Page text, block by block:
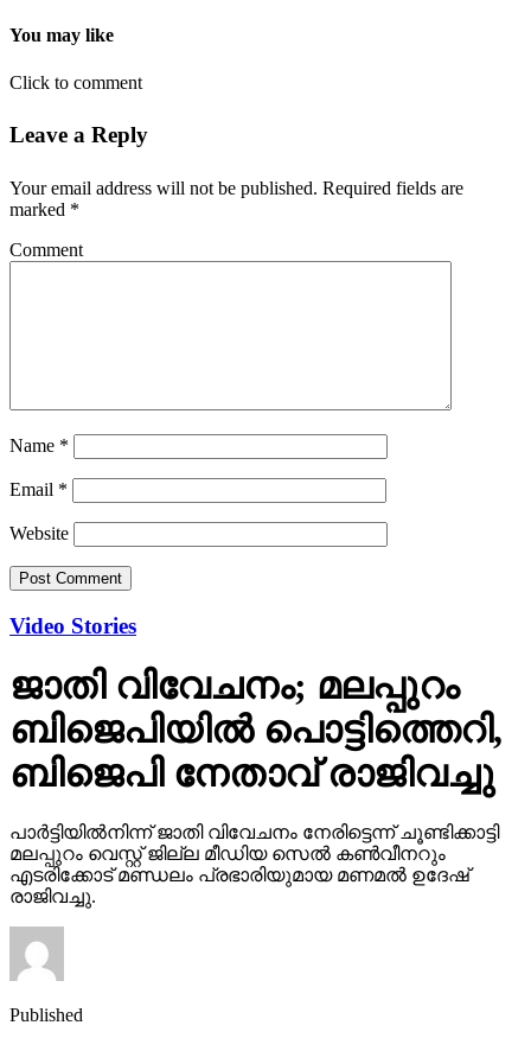
You may like
Click to comment
Leave a Reply
Your email address will not be published. Required fields are
marked *
Comment
Name *
Email *
Website
Video Stories
ജാതി വിവേചനം; മലപ്പുറം
ബിജെപിയില്‍ പൊട്ടിത്തെറി,
ബിജെപി നേതാവ് രാജിവച്ചു
പാര്‍ട്ടിയില്‍നിന്ന് ജാതി വിവേചനം നേരിട്ടെന്ന് ചൂണ്ടിക്കാട്ടി
മലപ്പുറം വെസ്റ്റ് ജില്ല മീഡിയ സെല്‍ കണ്‍വീനറും
എടരിക്കോട് മണ്ഡലം പ്രഭാരിയുമായ മണമല്‍ ഉദേഷ്
രാജിവച്ചു.
Published